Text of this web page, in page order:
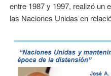
entre 1987 y 1997, realizó un
las Naciones Unidas en